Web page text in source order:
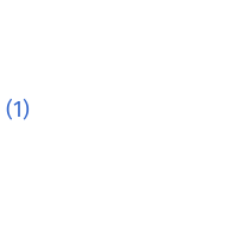
(1)